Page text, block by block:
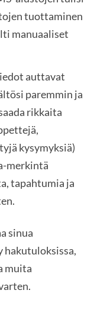
tuottaminen
manuaaliset
auttavat
paremmin ja
rikkaita
kysymyksiä)
merkintä
tapahtumia ja
sinua
hakutuloksissa,
muita